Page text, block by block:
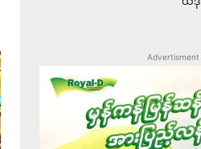
Advertisment